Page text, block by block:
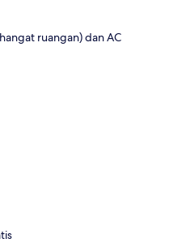
ruangan) dan AC